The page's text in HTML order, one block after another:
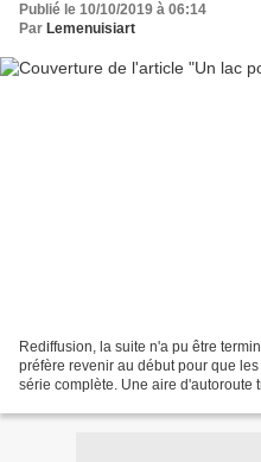
Publié le 10/10/2019 à 06:14
Par Lemenuisiart
Rediffusion, la suite n'a pu être
préfère revenir au début pour que
série complète. Une aire d'autoroute